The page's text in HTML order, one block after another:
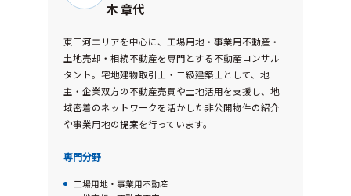
木 章代
東三河エリアを中心に、工場用地・事業用不動産・
土地売却・相続不動産を専門とする不動産コンサル
タント。宅地建物取引士・二級建築士として、地
主・企業双方の不動産売買や土地活用を支援し、地
域密着のネットワークを活かした非公開物件の紹介
や事業用地の提案を行っています。
専門分野
工場用地・事業用不動産